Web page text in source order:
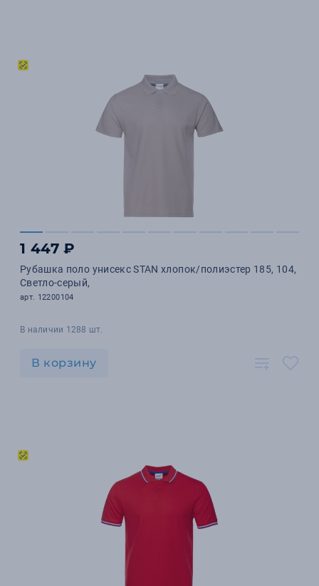
1 447 ₽
Рубашка поло унисекс STAN хлопок/полиэстер 185, 104,
Светло-серый,
арт. 12200104
В наличии 1288 шт.
В корзину